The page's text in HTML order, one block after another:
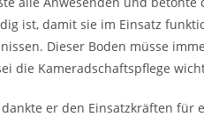
ist, damit sie im Einsatz
Dieser Boden müsse
die Kameradschaftspflege
er den Einsatzkräften für